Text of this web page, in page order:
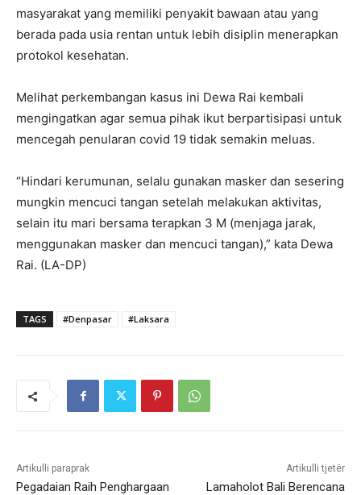
masyarakat yang memiliki penyakit bawaan atau yang
berada pada usia rentan untuk lebih disiplin menerapkan
protokol kesehatan.
Melihat perkembangan kasus ini Dewa Rai kembali
mengingatkan agar semua pihak ikut berpartisipasi untuk
mencegah penularan covid 19 tidak semakin meluas.
“Hindari kerumunan, selalu gunakan masker dan sesering
mungkin mencuci tangan setelah melakukan aktivitas,
selain itu mari bersama terapkan 3 M (menjaga jarak,
menggunakan masker dan mencuci tangan),” kata Dewa
Rai. (LA-DP)
TAGS #Denpasar #Laksara
Artikulli paraprak
Pegadaian Raih Penghargaan
Artikulli tjetër
Lamaholot Bali Berencana